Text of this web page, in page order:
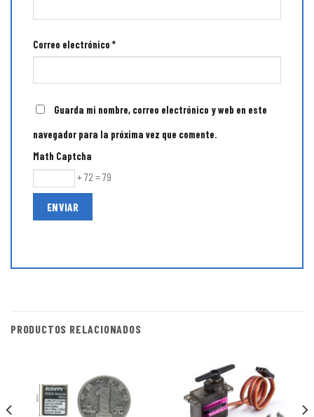
Correo electrónico *
Guarda mi nombre, correo electrónico y web en este
navegador para la próxima vez que comente.
Math Captcha
+ 72 = 79
PRODUCTOS RELACIONADOS